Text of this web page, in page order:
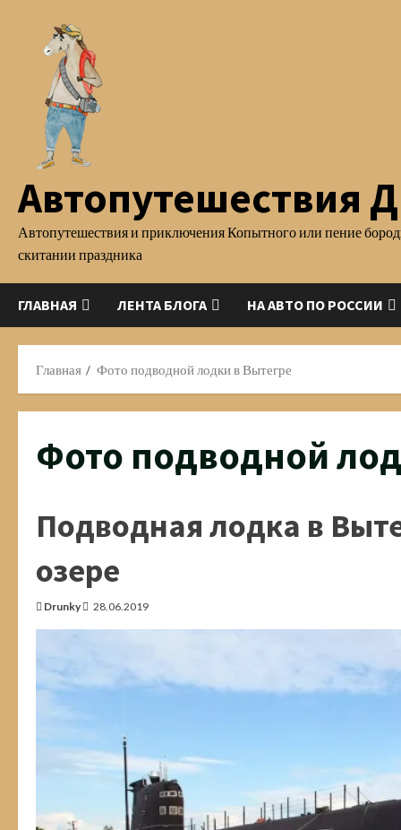
содержимому
Автопутешествия
Автопутешествия и приключения Копытного или пение
скитании праздника
ГЛАВНАЯ ЛЕНТА БЛОГА НА АВТО ПО РОССИИ
Главная Фото подводной лодки в Вытегре
Фото подводной
Подводная лодка в
озере
Drunky 28.06.2019